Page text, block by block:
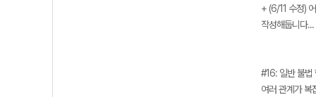
+ (6/11 수정)
작성해둡니다...
#16: 일반 불법
여러 관계가 복